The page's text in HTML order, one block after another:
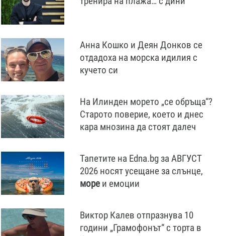
Анна Кошко и Деян Донков се
отдадоха на морска идилия с
кучето си
На Илинден морето „се обръща“?
Старото поверие, което и днес
кара мнозина да стоят далеч
Тапетите на Edna.bg за АВГУСТ
2026 носят усещане за слънце,
море и емоции
Виктор Калев отпразнува 10
години „Грамофонът“ с торта в